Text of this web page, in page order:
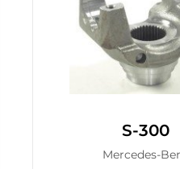
S-300
Mercedes-